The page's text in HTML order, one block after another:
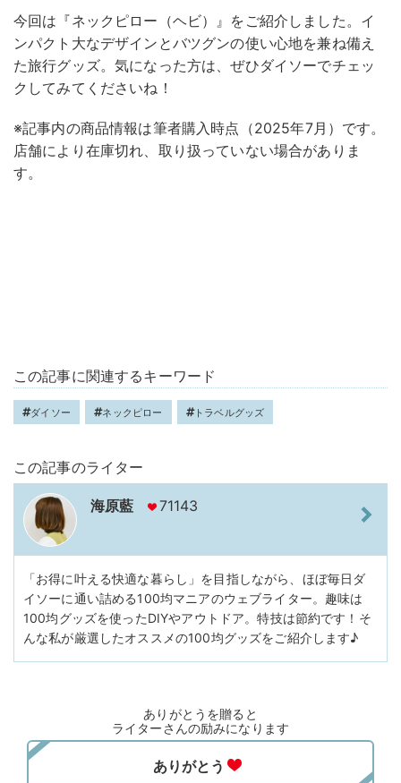
今回は『ネックピロー（ヘビ）』をご紹介しました。イ
ンパクト大なデザインとバツグンの使い心地を兼ね備え
た旅行グッズ。気になった方は、ぜひダイソーでチェッ
クしてみてくださいね！
※記事内の商品情報は筆者購入時点（2025年7月）です。
店舗により在庫切れ、取り扱っていない場合がありま
す。
この記事に関連するキーワード
ダイソー ネックピロー トラベルグッズ
この記事のライター
海原藍 71143
「お得に叶える快適な暮らし」を目指しながら、ほぼ毎日ダ
イソーに通い詰める100均マニアのウェブライター。趣味は
100均グッズを使ったDIYやアウトドア。特技は節約です！そ
んな私が厳選したオススメの100均グッズをご紹介します♪
ありがとうを贈ると
ライターさんの励みになります